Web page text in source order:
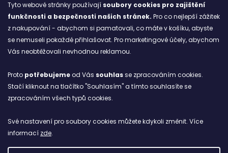
Tyto webové stránky používají soubory cookies pro zajištění
funkčnosti a bezpečnosti našich stránek. Pro co nejlepší zážitek
z nakupování - abychom si pamatovali, co máte v košíku, abyste
se nemuseli pokaždé přihlašovat. Pro marketingové účely, abychom
Vás neobtěžovali nevhodnou reklamou.
Proto potřebujemeod Vás souhlasse zpracováním cookies.
Stačí kliknout na tlačítko "Souhlasím" a tímto souhlasíte se
zpracováním všech typů cookies.
Své nastavení pro soubory cookies můžete kdykoli změnit. Více
informací zde.
Blog
Ze starých bot staronové
6.2.2026
ARCHIV
Facebook
NETBOL